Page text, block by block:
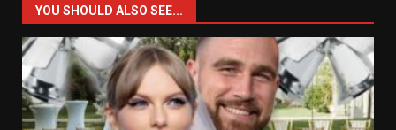
YOU SHOULD ALSO SEE...